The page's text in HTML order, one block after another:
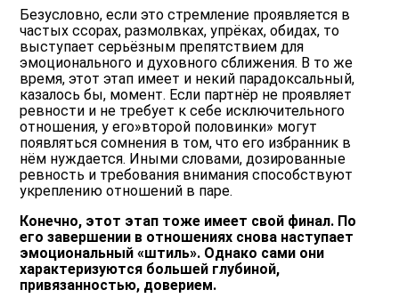
Безусловно, если это стремление проявляется в
частых ссорах, размолвках, упрёках, обидах, то
выступает серьёзным препятствием для
эмоционального и духовного сближения. В то же
время, этот этап имеет и некий парадоксальный,
казалось бы, момент. Если партнёр не проявляет
ревности и не требует к себе исключительного
отношения, у его»второй половинки» могут
появляться сомнения в том, что его избранник в
нём нуждается. Иными словами, дозированные
ревность и требования внимания способствуют
укреплению отношений в паре.
Конечно, этот этап тоже имеет свой финал. По
его завершении в отношениях снова наступает
эмоциональный «штиль». Однако сами они
характеризуются большей глубиной,
привязанностью, доверием.